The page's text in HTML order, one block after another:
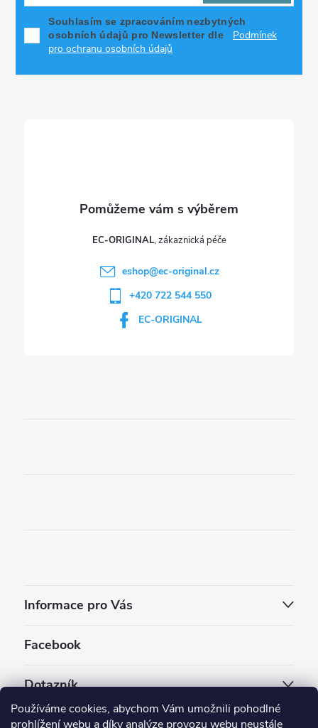
Používáme cookies, abychom Vám umožnili pohodlné
prohlížení webu a díky analýze provozu webu neustále
Souhlasím se zpracováním nezbytných
osobních údajů pro Newsletter dle
Podmínek
pro ochranu osobních údajů
EC-ORIGINAL
eshop@ec-original.cz
+420 722 544 550
EC-ORIGINAL
Informace pro Vás
Facebook
Dotazník
Jaký styl vapování vám vyhovuje ?